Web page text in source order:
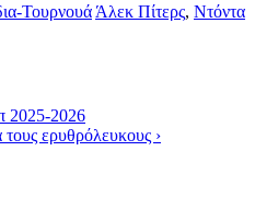
Τουρνουά Άλεκ Πίτερς, Ντόντα
2025-2026
ερυθρόλευκους ›